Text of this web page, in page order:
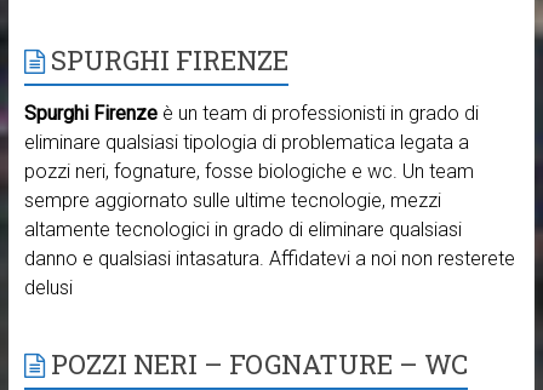
SPURGHI FIRENZE
Spurghi Firenzeè un team di professionisti in grado di
eliminare qualsiasi tipologia di problematica legata a
pozzi neri, fognature, fosse biologiche e wc. Un team
sempre aggiornato sulle ultime tecnologie, mezzi
altamente tecnologici in grado di eliminare qualsiasi
danno e qualsiasi intasatura. Affidatevi a noi non resterete
delusi
POZZI NERI – FOGNATURE – WC